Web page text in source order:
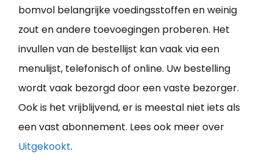
bomvol belangrijke voedingsstoffen en weinig
zout en andere toevoegingen proberen. Het
invullen van de bestellijst kan vaak via een
menulijst, telefonisch of online. Uw bestelling
wordt vaak bezorgd door een vaste bezorger.
Ook is het vrijblijvend, er is meestal niet iets als
een vast abonnement. Lees ook meer over
Uitgekookt.